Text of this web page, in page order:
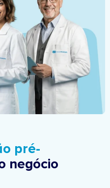
pré-
negócio